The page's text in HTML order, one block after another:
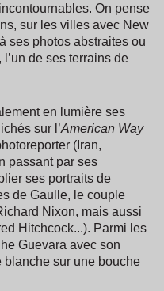
On pense
sur les villes avec New
ses photos abstraites ou
de ses terrains de
en lumière ses
sur l’American Way
(Iran,
passant par ses
ses portraits de
de Gaulle, le couple
Nixon, mais aussi
Hitchcock...). Parmi les
Guevara avec son
blanche sur une bouche